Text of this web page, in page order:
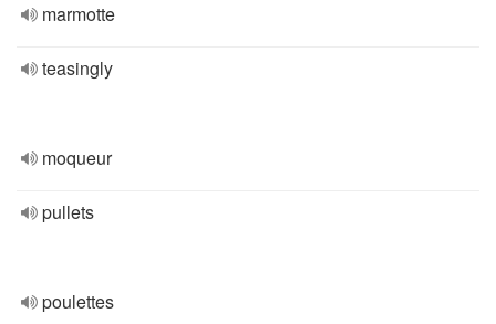
marmotte
teasingly
moqueur
pullets
poulettes